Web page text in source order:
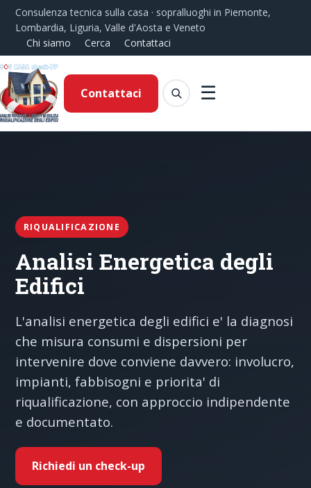
Consulenza tecnica sulla casa · sopralluoghi in Piemonte,
Lombardia, Liguria, Valle d'Aosta e Veneto
Chi siamo
Cerca Contattaci
☰
Contattaci
RIQUALIFICAZIONE
Analisi Energetica degli
Edifici
L'analisi energetica degli edifici e' la diagnosi
che misura consumi e dispersioni per
intervenire dove conviene davvero: involucro,
impianti, fabbisogni e priorita' di
riqualificazione, con approccio indipendente
e documentato.
Richiedi un check-up